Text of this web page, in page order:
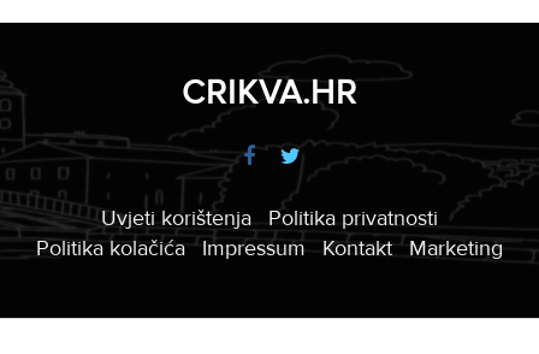
CRIKVA.HR
Uvjeti korištenja
Politika privatnosti
Politika kolačića
Impressum Kontakt Marketing